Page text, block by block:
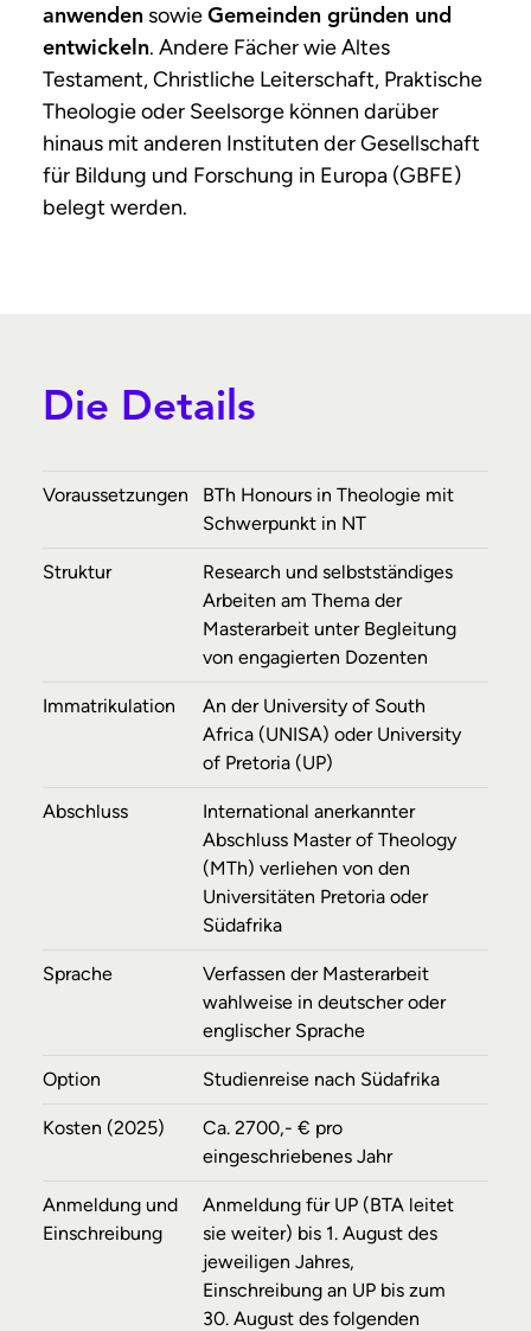
anwenden sowie Gemeinden gründen und
entwickeln. Andere Fächer wie Altes
Testament, Christliche Leiterschaft, Praktische
Theologie oder Seelsorge können darüber
hinaus mit anderen Instituten der Gesellschaft
für Bildung und Forschung in Europa (GBFE)
belegt werden.
Die Details
Voraussetzungen
BTh Honours in Theologie mit
Schwerpunkt in NT
Struktur
Research und selbstständiges
Arbeiten am Thema der
Masterarbeit unter Begleitung
von engagierten Dozenten
Immatrikulation
An der University of South
Africa (UNISA) oder University
of Pretoria (UP)
Abschluss
International anerkannter
Abschluss Master of Theology
(MTh) verliehen von den
Universitäten Pretoria oder
Südafrika
Sprache
Verfassen der Masterarbeit
wahlweise in deutscher oder
englischer Sprache
Option Studienreise nach Südafrika
Kosten (2025)
Ca. 2700,- € pro
eingeschriebenes Jahr
Anmeldung und
Einschreibung
Anmeldung für UP (BTA leitet
sie weiter) bis 1. August des
jeweiligen Jahres,
Einschreibung an UP bis zum
30. August des folgenden